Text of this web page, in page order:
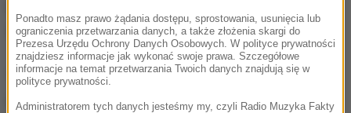
serbska koszykarka Milica Ivanovic.
"Blizny powoli znikają, ale ból po stracie ludzi jest
nadal" - napisała na jednym z portali
Ponadto masz prawo żądania dostępu, sprostowania, usunięcia lub
ograniczenia przetwarzania danych, a także złożenia skargi do
Prezesa Urzędu Ochrony Danych Osobowych. W polityce prywatności
znajdziesz informacje jak wykonać swoje prawa. Szczegółowe
informacje na temat przetwarzania Twoich danych znajdują się w
polityce prywatności.
Administratorem tych danych jesteśmy my, czyli Radio Muzyka Fakty